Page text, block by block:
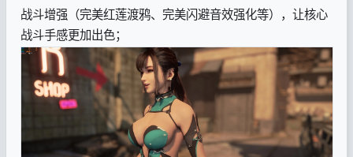
战斗增强（完美红莲渡鸦、完美闪避音效强化等），让核心
战斗手感更加出色；